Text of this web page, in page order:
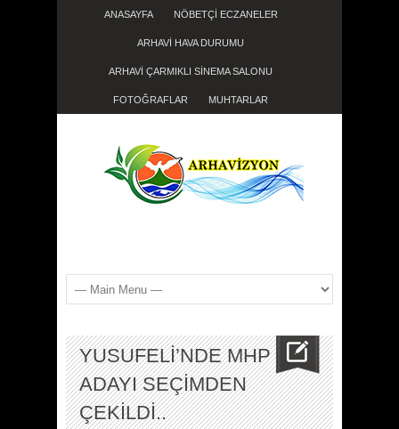
ANASAYFA NÖBETÇİ ECZANELER
ARHAVİ HAVA DURUMU
ARHAVİ ÇARMIKLI SİNEMA SALONU
FOTOĞRAFLAR MUHTARLAR
YUSUFELİ’NDE MHP
ADAYI SEÇİMDEN
ÇEKİLDİ..